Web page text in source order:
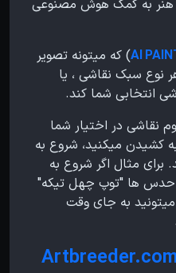
هنر به کمک هوش مصنوعی
AI) که میتونه تصویر
نوع سبک نقاشی ، یا
انتخابی شما کند.
نقاشی در اختیار شما
کشیدن میکنید، شروع به
مثال اگر شروع به
حدس ها "توپ چهل تیکه"
میتونید به جای وقت